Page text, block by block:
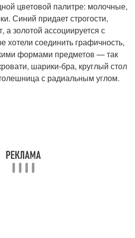
цветовой палитре: молочные,
Синий придает строгости,
а золотой ассоциируется с
хотели соединить графичность,
формами предметов — так
шарики-бра, круглый стол
с радиальным углом.